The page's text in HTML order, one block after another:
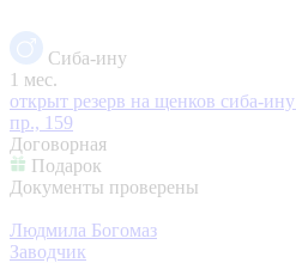
Сиба-ину
1 мес.
открыт резерв на щенков сиба-ину
пр., 159
Договорная
Подарок
Документы проверены
Людмила Богомаз
Заводчик